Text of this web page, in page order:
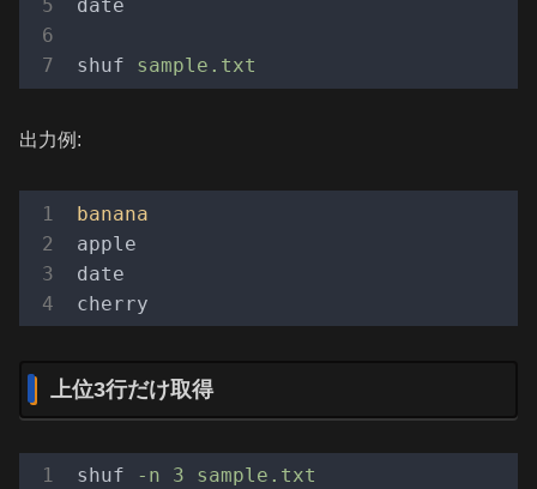
date
shuf sample.txt
出力例:
banana
apple
date
上位3行だけ取得
shuf -n 3 sample.txt